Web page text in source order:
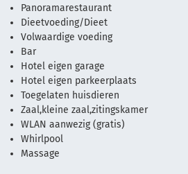
Panoramarestaurant
Dieetvoeding/Dieet
Volwaardige voeding
Bar
Hotel eigen garage
Hotel eigen parkeerplaats
Toegelaten huisdieren
Zaal,kleine zaal,zitingskamer
WLAN aanwezig (gratis)
Whirlpool
Massage